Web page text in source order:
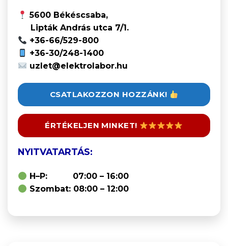
5600 Békéscsaba,
Lipták András utca 7/1.
+36-66/529-800
+36-30/248-1400
uzlet@elektrolabor.hu
CSATLAKOZZON HOZZÁNK!
ÉRTÉKELJEN MINKET!
NYITVATARTÁS:
H–P: 07:00 – 16:00
Szombat: 08:00 – 12:00